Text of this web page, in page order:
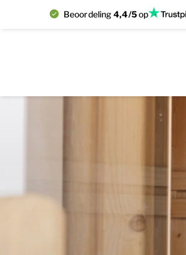
Beoordeling4,4/5op